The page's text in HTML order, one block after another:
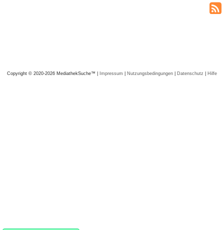
Copyright © 2020-2026 MediathekSuche™ | Impressum | Nutzungsbedingungen | Datenschutz | Hilfe